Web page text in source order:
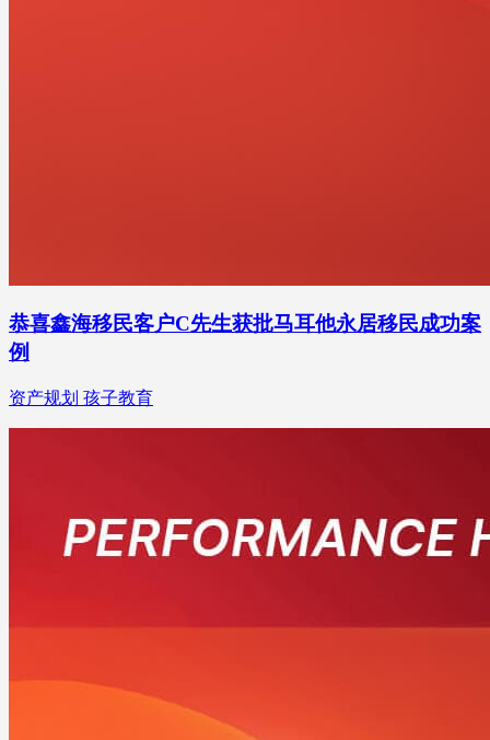
恭喜鑫海移民客户C先生获批马耳他永居移民成功案
例
资产规划 孩子教育